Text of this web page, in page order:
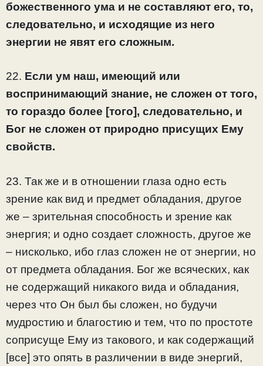
божественного ума и не составляют его, то,
следовательно, и исходящие из него
энергии не явят его сложным.
22. Если ум наш, имеющий или
воспринимающий знание, не сложен от того,
то гораздо более [того], следовательно, и
Бог не сложен от природно присущих Ему
свойств.
23. Так же и в отношении глаза одно есть
зрение как вид и предмет обладания, другое
же – зрительная способность и зрение как
энергия; и одно создает сложность, другое же
– нисколько, ибо глаз сложен не от энергии, но
от предмета обладания. Бог же всяческих, как
не содержащий никакого вида и обладания,
через что Он был бы сложен, но будучи
мудростию и благостию и тем, что по простоте
соприсуще Ему из такового, и как содержащий
[все] это опять в различении в виде энергий,